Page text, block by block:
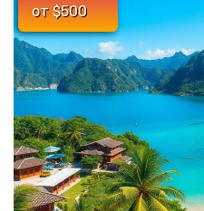
от $500